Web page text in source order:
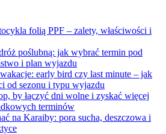
folią PPF – zalety, właściwości i
poślubną: jak wybrać termin pod
i plan wyjazdu
early bird czy last minute – jak
od sezonu i typu wyjazdu
by łączyć dni wolne i zyskać więcej
terminów
na Karaiby: pora sucha, deszczowa i